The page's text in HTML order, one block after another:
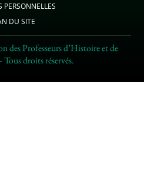
PERSONNELLES
DU SITE
Professeurs d’Histoire et de
droits réservés.